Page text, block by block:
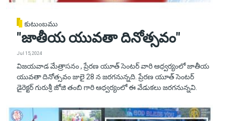
కుటుంబము
"జాతీయ యువతా దినోత్సవం"
Jul 15, 2024
విజయవాడ మేత్రాసనం , ప్రేరణ యూత్ సెంటర్ వారి ఆధ్వర్యంలో జాతీయ
యువతా దినోత్సవం జులై 28 న జరగనున్నది. ప్రేరణ యూత్ సెంటర్
డైరెక్టర్ గురుశ్రీ జోజి తంబి గారి ఆధ్వర్యంలో ఈ వేడుకలు జరగనున్నవి.